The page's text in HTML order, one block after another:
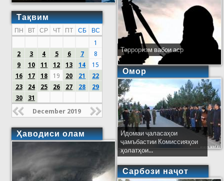
Тақвим
ПН ВТ СР ЧТ ПТ СБ
ВС
1
2
3 4 5 6 7
8
9
10 11 12 13 14
15
16
17 18 19 20 21
22
23
24 25 26 27 28
29
30
31
December 2019
Ҳаводиси олам
Терроризм вабои аср
Омор
Идомаи ҷаласаҳои
ҷамъбастии Комиссияҳои
ҳолатҳои...
Сарбози наҷот